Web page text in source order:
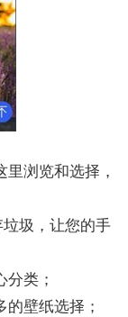
浏览和选择，
圾，让您的手
类；
壁纸选择；